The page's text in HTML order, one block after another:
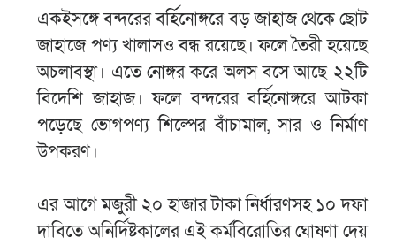
একইসঙ্গে বন্দরের বর্হিনোঙ্গরে বড় জাহাজ থেকে ছোট
জাহাজে পণ্য খালাসও বন্ধ রয়েছে। ফলে তৈরী হয়েছে
অচলাবস্থা। এতে নোঙ্গর করে অলস বসে আছে ২২টি
বিদেশি জাহাজ। ফলে বন্দরের বর্হিনোঙ্গরে আটকা
পড়েছে ভোগপণ্য শিল্পের বাঁচামাল, সার ও নির্মাণ
উপকরণ।
এর আগে মজুরী ২০ হাজার টাকা নির্ধারণসহ ১০ দফা
দাবিতে অনির্দিষ্টকালের এই কর্মবিরোতির ঘোষণা দেয়